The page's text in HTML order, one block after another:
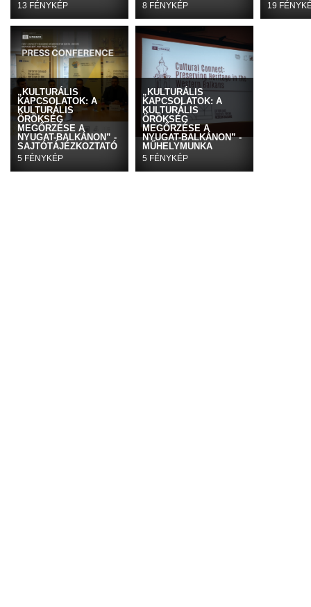
13 FÉNYKÉP 8 FÉNYKÉP 19
„KULTURÁLIS
KAPCSOLATOK: A
KULTURÁLIS
ÖRÖKSÉG
MEGŐRZÉSE A
NYUGAT-BALKÁNON” -
SAJTÓTÁJÉZKOZTATÓ
5 FÉNYKÉP
„KULTURÁLIS
KAPCSOLATOK: A
KULTURÁLIS
ÖRÖKSÉG
MEGŐRZÉSE A
NYUGAT-BALKÁNON” -
MŰHELYMUNKA
5 FÉNYKÉP